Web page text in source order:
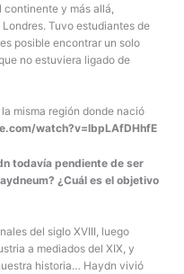
continente y más allá,
Tuvo estudiantes de
posible encontrar un solo
no estuviera ligado de
misma región donde nació
watch?v=lbpLAfDHhfE
todavía pendiente de ser
¿Cuál es el objetivo
del siglo XVIII, luego
a mediados del XIX, y
historia… Haydn vivió